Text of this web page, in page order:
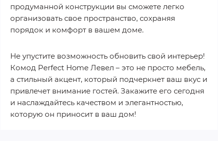
продуманной конструкции вы сможете легко
организовать свое пространство, сохраняя
порядок и комфорт в вашем доме.
Не упустите возможность обновить свой интерьер!
Комод Perfect Home Левел – это не просто мебель,
а стильный акцент, который подчеркнет ваш вкус и
привлечет внимание гостей. Закажите его сегодня
и наслаждайтесь качеством и элегантностью,
которую он приносит в ваш дом!